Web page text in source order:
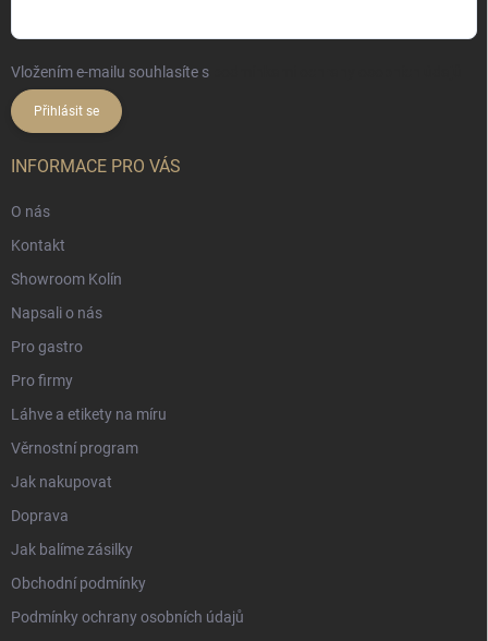
Vložením e-mailu souhlasíte s
Přihlásit se
INFORMACE PRO VÁS
O nás
Kontakt
Showroom Kolín
Napsali o nás
Pro gastro
Pro firmy
Láhve a etikety na míru
Věrnostní program
Jak nakupovat
Doprava
Jak balíme zásilky
Obchodní podmínky
Podmínky ochrany osobních údajů